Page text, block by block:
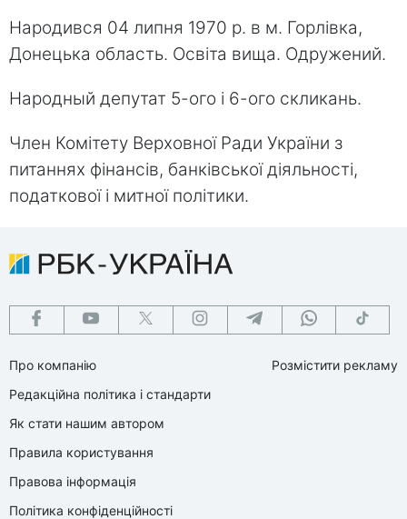
Народився 04 липня 1970 р. в м. Горлівка,
Донецька область. Освіта вища. Одружений.
Народный депутат 5-ого і 6-ого скликань.
Член Комітету Верховної Ради України з
питаннях фінансів, банківської діяльності,
податкової і митної політики.
Про компанію
Редакційна політика і стандарти
Як стати нашим автором
Правила користування
Правова інформація
Політика конфіденційності
Розмістити рекламу